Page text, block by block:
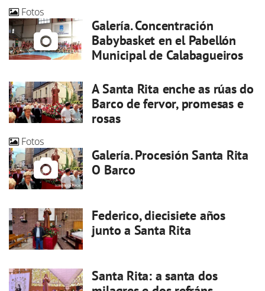
Fotos
Galería. Concentración
Babybasket en el Pabellón
Municipal de Calabagueiros
A Santa Rita enche as rúas do
Barco de fervor, promesas e
rosas
Fotos
Galería. Procesión Santa Rita
O Barco
Federico, diecisiete años
junto a Santa Rita
Santa Rita: a santa dos